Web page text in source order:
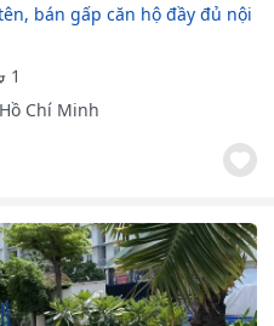
bán gấp căn hộ đầy đủ nội
1
Chí Minh